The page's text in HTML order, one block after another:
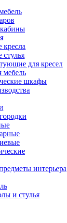
для кресел
мебель
шкафы
интерьера
и стулья